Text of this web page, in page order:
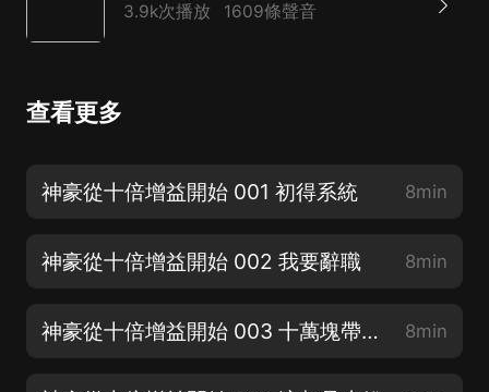
3.9k次播放 1609條聲音
查看更多
神豪從十倍增益開始 001 初得系統 8min
神豪從十倍增益開始 002 我要辭職 8min
神豪從十倍增益開始 003 十萬塊帶來的快樂 8min